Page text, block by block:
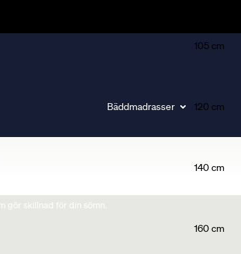
gör skillnad för din sömn.
Bäddmadrasser
105 cm
120 cm
140 cm
160 cm